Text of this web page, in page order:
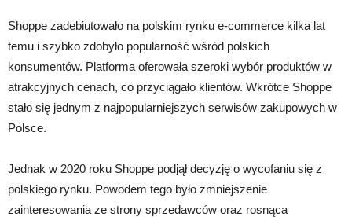
Shoppe zadebiutowało na polskim rynku e-commerce kilka lat
temu i szybko zdobyło popularność wśród polskich
konsumentów. Platforma oferowała szeroki wybór produktów w
atrakcyjnych cenach, co przyciągało klientów. Wkrótce Shoppe
stało się jednym z najpopularniejszych serwisów zakupowych w
Polsce.
Jednak w 2020 roku Shoppe podjął decyzję o wycofaniu się z
polskiego rynku. Powodem tego było zmniejszenie
zainteresowania ze strony sprzedawców oraz rosnąca